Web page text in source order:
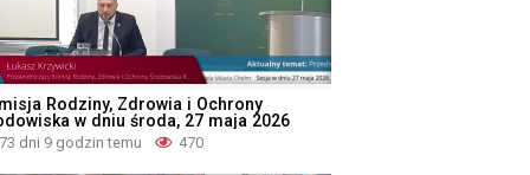
Rodziny, Zdrowia i Ochrony
w dniu środa, 27 maja 2026
73 dni 9 godzin temu 470